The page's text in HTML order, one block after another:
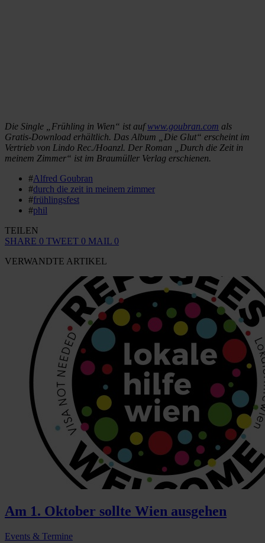
Die Single „Frühling in Wien“ ist aufwww.goubran.com als
Gratis-Download erhältlich. Das Album „Die Glut“ erscheint im
Vertrieb von Lindo Rec./Hoanzl. Der Roman „Durch die Zeit in
meinem Zimmer“ ist im Braumüller Verlag erschienen.
#Alfred Goubran
#durch die zeit in meinem zimmer
#frühlingsfest
#phil
TEILEN
SHARE 0 TWEET 0 MAIL 0
VERWANDTE ARTIKEL
Am 1. Oktober sollte Wien ausgehen
Events & Termine